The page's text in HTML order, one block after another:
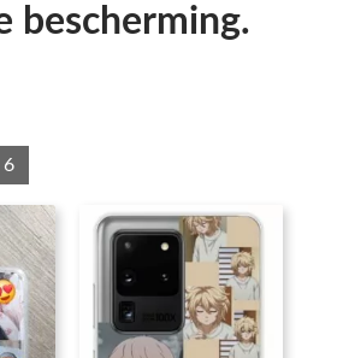
bescherming.
6